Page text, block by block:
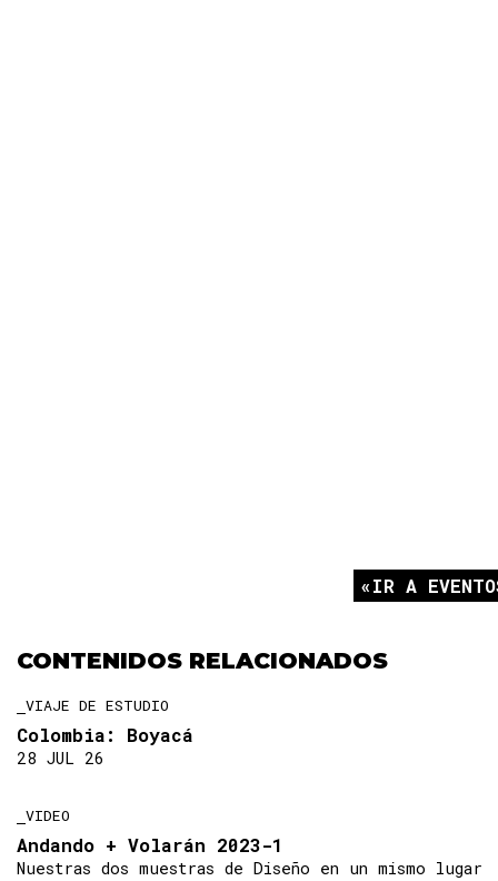
IR A
CONTENIDOS RELACIONADOS
VIAJE DE ESTUDIO
Colombia: Boyacá
28 JUL 26
VIDEO
Andando + Volarán 2023-1
Nuestras dos muestras de Diseño en un mismo lugar